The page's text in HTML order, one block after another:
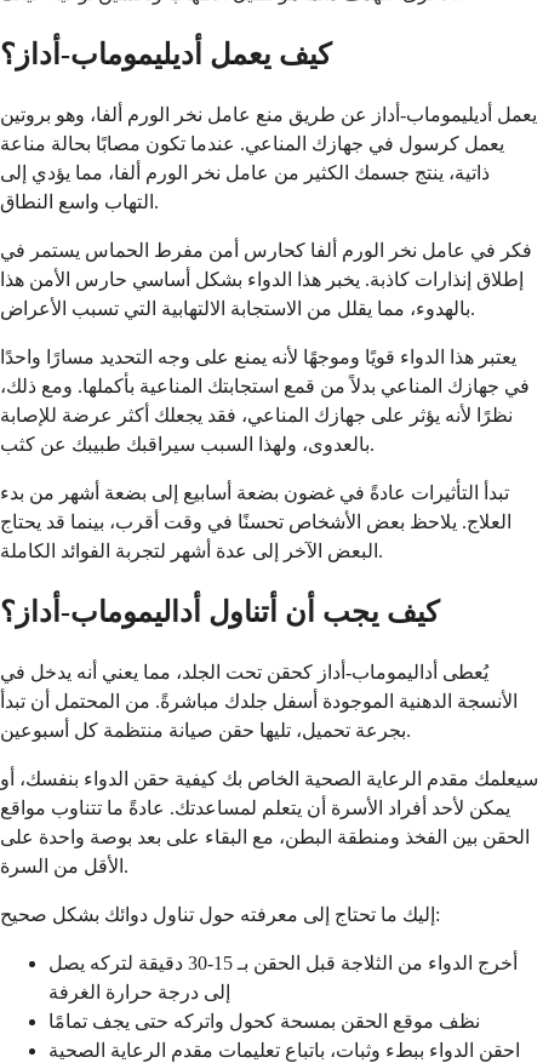
كيف يعمل أديليموماب-أداز؟
يعمل أديليموماب-أداز عن طريق منع عامل نخر الورم ألفا، وهو بروتين
يعمل كرسول في جهازك المناعي. عندما تكون مصابًا بحالة مناعة
ذاتية، ينتج جسمك الكثير من عامل نخر الورم ألفا، مما يؤدي إلى
التهاب واسع النطاق.
فكر في عامل نخر الورم ألفا كحارس أمن مفرط الحماس يستمر في
إطلاق إنذارات كاذبة. يخبر هذا الدواء بشكل أساسي حارس الأمن هذا
بالهدوء، مما يقلل من الاستجابة الالتهابية التي تسبب الأعراض.
يعتبر هذا الدواء قويًا وموجهًا لأنه يمنع على وجه التحديد مسارًا واحدًا
في جهازك المناعي بدلاً من قمع استجابتك المناعية بأكملها. ومع ذلك،
نظرًا لأنه يؤثر على جهازك المناعي، فقد يجعلك أكثر عرضة للإصابة
بالعدوى، ولهذا السبب سيراقبك طبيبك عن كثب.
تبدأ التأثيرات عادةً في غضون بضعة أسابيع إلى بضعة أشهر من بدء
العلاج. يلاحظ بعض الأشخاص تحسنًا في وقت أقرب، بينما قد يحتاج
البعض الآخر إلى عدة أشهر لتجربة الفوائد الكاملة.
كيف يجب أن أتناول أداليموماب-أداز؟
يُعطى أداليموماب-أداز كحقن تحت الجلد، مما يعني أنه يدخل في
الأنسجة الدهنية الموجودة أسفل جلدك مباشرةً. من المحتمل أن تبدأ
بجرعة تحميل، تليها حقن صيانة منتظمة كل أسبوعين.
سيعلمك مقدم الرعاية الصحية الخاص بك كيفية حقن الدواء بنفسك، أو
يمكن لأحد أفراد الأسرة أن يتعلم لمساعدتك. عادةً ما تتناوب مواقع
الحقن بين الفخذ ومنطقة البطن، مع البقاء على بعد بوصة واحدة على
الأقل من السرة.
إليك ما تحتاج إلى معرفته حول تناول دوائك بشكل صحيح:
أخرج الدواء من الثلاجة قبل الحقن بـ 15-30 دقيقة لتركه يصل
إلى درجة حرارة الغرفة
نظف موقع الحقن بمسحة كحول واتركه حتى يجف تمامًا
احقن الدواء ببطء وثبات، باتباع تعليمات مقدم الرعاية الصحية